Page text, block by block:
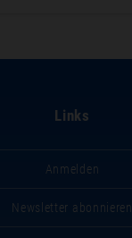
Links
Anmelden
Newsletter abonnieren